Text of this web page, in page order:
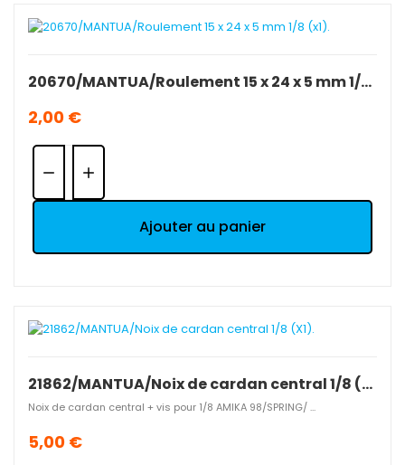
20670/MANTUA/Roulement 15 x 24 x 5 mm 1/8 (x1).
2,00 €
Quantité:
Ajouter au panier
21862/MANTUA/Noix de cardan central 1/8 (X1).
Noix de cardan central + vis pour 1/8 AMIKA 98/SPRING/ ...
5,00 €